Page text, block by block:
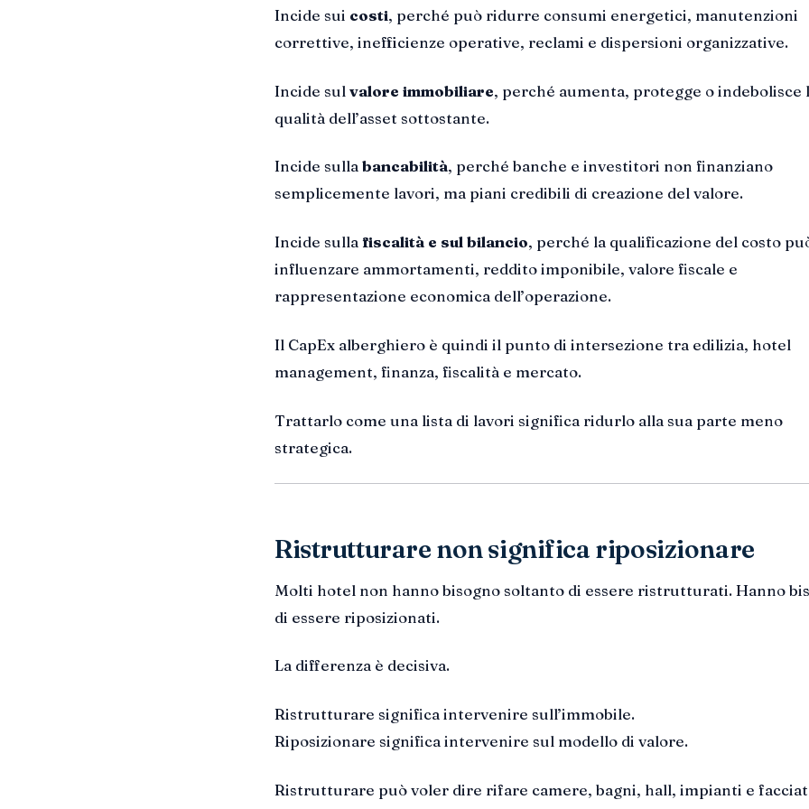
Incide sui costi, perché può ridurre consumi energetici, manutenzioni
correttive, inefficienze operative, reclami e dispersioni organizzative.
Incide sul valore immobiliare, perché aumenta, protegge o indebolisce
qualità dell’asset sottostante.
Incide sullabancabilità, perché banche e investitori non finanziano
semplicemente lavori, ma piani credibili di creazione del valore.
Incide sulla fiscalità e sul bilancio, perché la qualificazione del costo
influenzare ammortamenti, reddito imponibile, valore fiscale e
rappresentazione economica dell’operazione.
Il CapEx alberghiero è quindi il punto di intersezione tra edilizia, hotel
management, finanza, fiscalità e mercato.
Trattarlo come una lista di lavori significa ridurlo alla sua parte meno
strategica.
Ristrutturare non significa riposizionare
Molti hotel non hanno bisogno soltanto di essere ristrutturati. Hanno
di essere riposizionati.
La differenza è decisiva.
Ristrutturare significa intervenire sull’immobile.
Riposizionare significa intervenire sul modello di valore.
Ristrutturare può voler dire rifare camere, bagni, hall, impianti e